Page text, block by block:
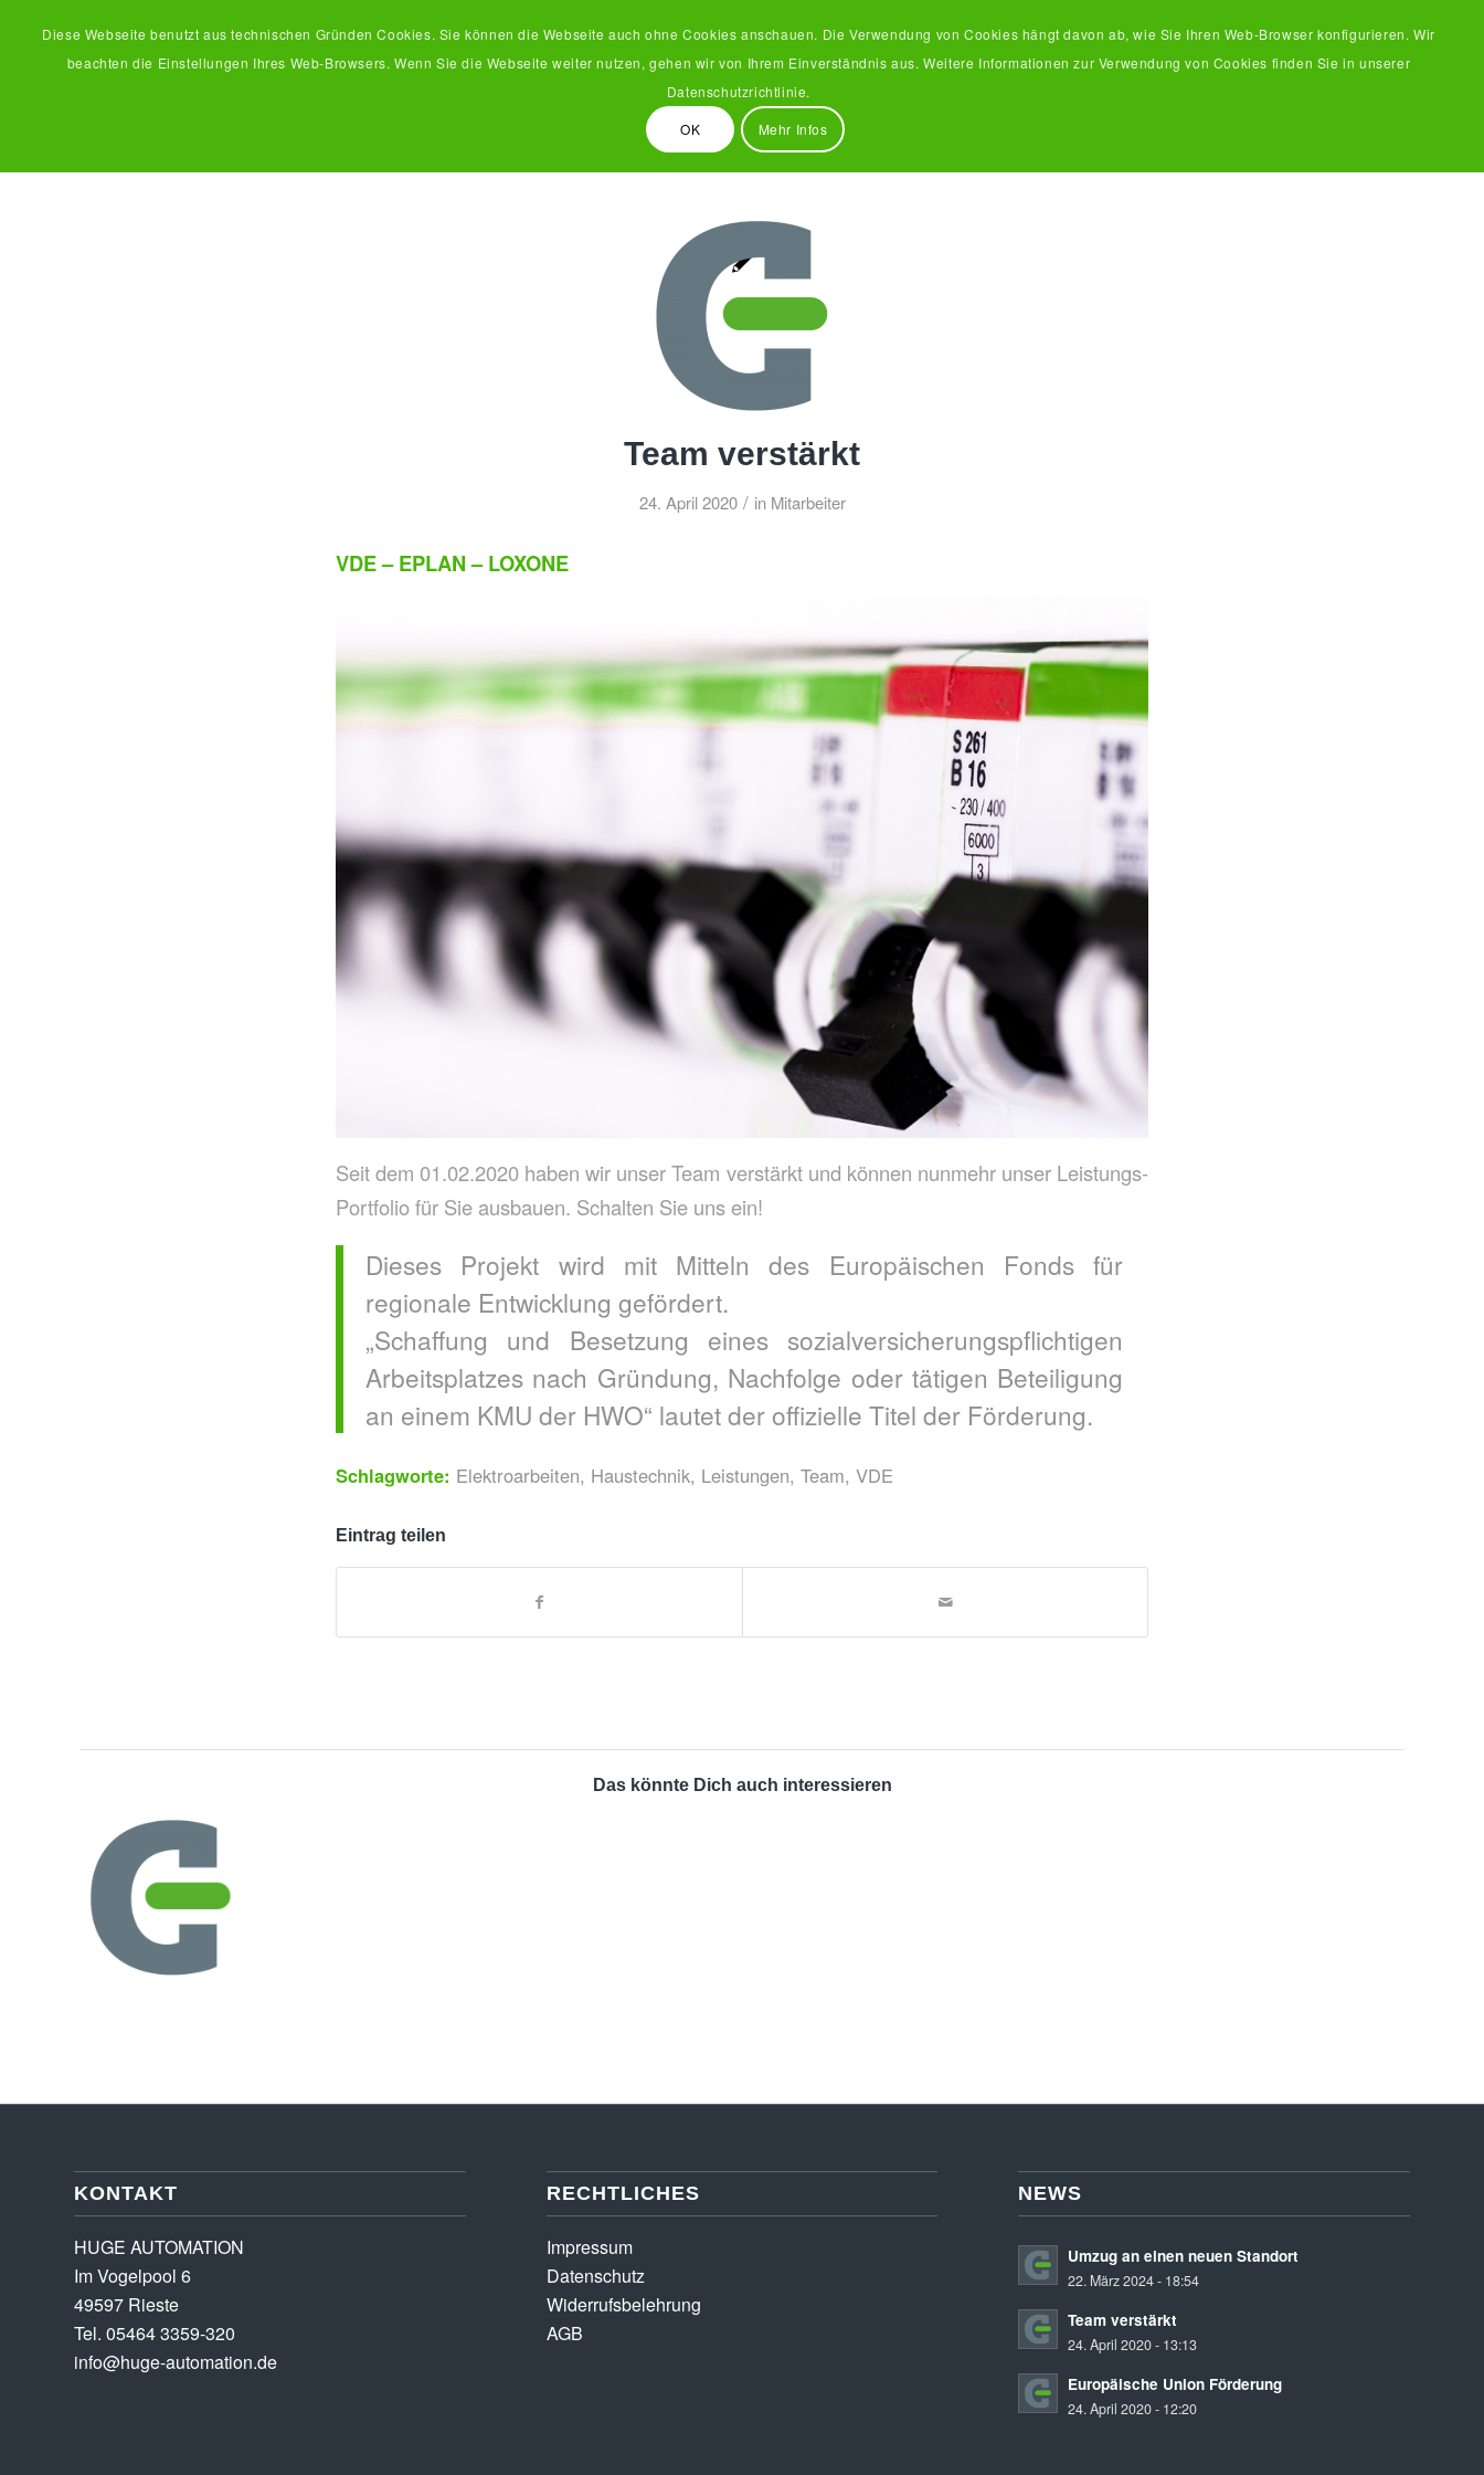
Team verstärkt
24. April 2020 / in Mitarbeiter
VDE – EPLAN –LOXONE
Seit dem 01.02.2020 haben wir unser Team verstärkt und können nunmehr unser Leistungs-
Portfolio für Sie ausbauen. Schalten Sie uns ein!
Dieses Projekt wird mit Mitteln des Europäischen Fonds für
regionale Entwicklung gefördert.
„Schaffung und Besetzung eines sozialversicherungspflichtigen
Arbeitsplatzes nach Gründung, Nachfolge oder tätigen Beteiligung
an einem KMU der HWO“ lautet der offizielle Titel der Förderung.
Schlagworte: Elektroarbeiten, Haustechnik, Leistungen, Team, VDE
Eintrag teilen
Das könnte Dich auch interessieren
KONTAKT
HUGE AUTOMATION
Im Vogelpool 6
49597 Rieste
Tel. 05464 3359-320
info@huge-automation.de
RECHTLICHES
Impressum
Datenschutz
Widerrufsbelehrung
AGB
NEWS
Umzug an einen neuen Standort
22. März 2024 - 18:54
Team verstärkt
24. April 2020 - 13:13
Europäische Union Förderung
24. April 2020 - 12:20
Diese Webseite benutzt aus technischen Gründen Cookies. Sie können die Webseite auch ohne Cookies anschauen. Die Verwendung von Cookies hängt davon ab, wie Sie Ihren Web-Browser konfigurieren. Wir
beachten die Einstellungen Ihres Web-Browsers. Wenn Sie die Webseite weiter nutzen, gehen wir von Ihrem Einverständnis aus. Weitere Informationen zur Verwendung von Cookies finden Sie in unserer
Datenschutzrichtlinie.
OK Mehr Infos